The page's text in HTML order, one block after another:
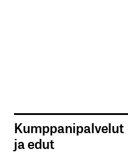
Kumppanipalvelut
ja edut